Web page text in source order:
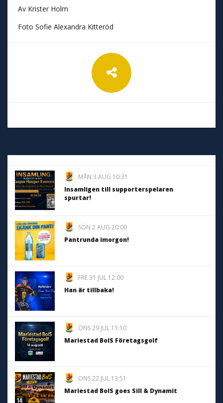
Av Krister Holm
Foto Sofie Alexandra Kitteröd
MÅN 3 AUG 10:31
Insamligen till supporterspelaren
spurtar!
SÖN 2 AUG 20:00
Pantrunda imorgon!
FRE 31 JUL 12:00
Han är tillbaka!
ONS 29 JUL 11:10
Mariestad BoIS Företagsgolf
ONS 22 JUL 13:51
Mariestad BoIS goes Sill & Dynamit